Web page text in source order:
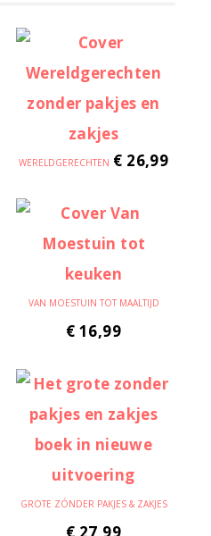
WERELDGERECHTEN € 26,99
VAN MOESTUIN TOT MAALTIJD
€ 16,99
GROTE ZÓNDER PAKJES & ZAKJES